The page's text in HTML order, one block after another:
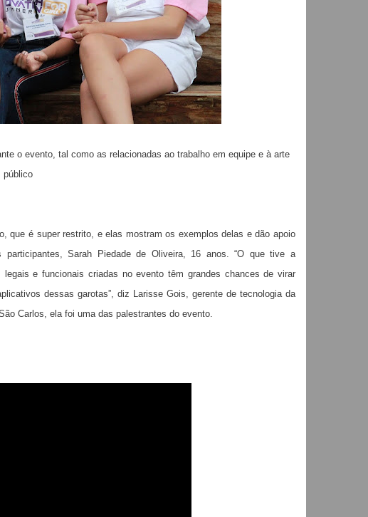
o evento, tal como as relacionadas ao trabalho em equipe e à arte
público
que é super restrito, e elas mostram os exemplos delas e dão apoio
Sarah Piedade de Oliveira, 16 anos. “O que tive a
e funcionais criadas no evento têm grandes chances de virar
dessas garotas”, diz Larisse Gois, gerente de tecnologia da
Carlos, ela foi uma das palestrantes do evento.